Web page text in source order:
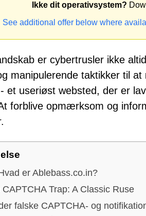
Ikke dit operativsystem?
See additional offer below where
er cybertrusler ikke
manipulerende taktikker til
et useriøst websted, der er
forblive opmærksom og
er Ablebass.co.in?
Trap: A Classic Ruse
falske CAPTCHA- og